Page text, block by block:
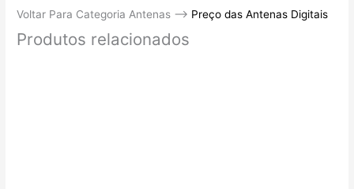
Voltar Para Categoria Antenas ——> Preço das Antenas Digitais
Produtos relacionados